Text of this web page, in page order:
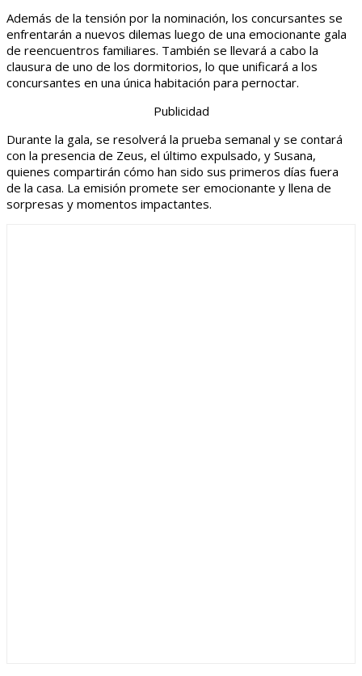
Además de la tensión por la nominación, los concursantes se
enfrentarán a nuevos dilemas luego de una emocionante gala
de reencuentros familiares. También se llevará a cabo la
clausura de uno de los dormitorios, lo que unificará a los
concursantes en una única habitación para pernoctar.
Publicidad
Durante la gala, se resolverá la prueba semanal y se contará
con la presencia de Zeus, el último expulsado, y Susana,
quienes compartirán cómo han sido sus primeros días fuera
de la casa. La emisión promete ser emocionante y llena de
sorpresas y momentos impactantes.